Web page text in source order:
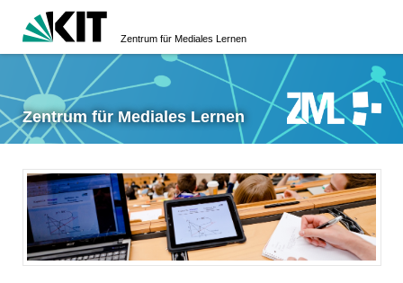
Zentrum für Mediales Lernen
Zentrum für Mediales Lernen